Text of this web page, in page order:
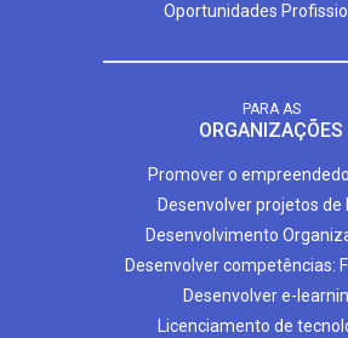
Oportunidades
PARA AS
ORGANIZAÇÕES
Promover o
Desenvolver projetos de
Desenvolvimento
Desenvolver competências:
Desenvolver e-
Licenciamento de